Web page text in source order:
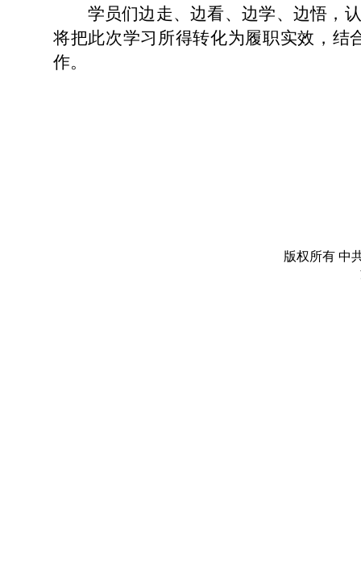
学员们边走、边看、边学、边悟，
将把此次学习所得转化为履职实效，结
作。
版权所有 中